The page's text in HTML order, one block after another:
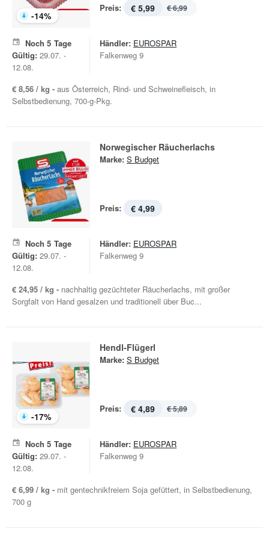
-14%
Preis: € 5,99 € 6,99
Noch 5 Tage
Gültig: 29.07. -
12.08.
Händler: EUROSPAR
Falkenweg 9
€ 8,56 / kg - aus Österreich, Rind- und Schweinefleisch, in
Selbstbedienung, 700-g-Pkg.
Norwegischer Räucherlachs
Marke: S Budget
Preis: € 4,99
Noch 5 Tage
Gültig: 29.07. -
12.08.
Händler: EUROSPAR
Falkenweg 9
€ 24,95 / kg - nachhaltig gezüchteter Räucherlachs, mit großer
Sorgfalt von Hand gesalzen und traditionell über Buc...
-17%
Hendl-Flügerl
Marke: S Budget
Preis: € 4,89 € 5,89
Noch 5 Tage
Gültig: 29.07. -
12.08.
Händler: EUROSPAR
Falkenweg 9
€ 6,99 / kg - mit gentechnikfreiem Soja gefüttert, in Selbstbedienung,
700 g